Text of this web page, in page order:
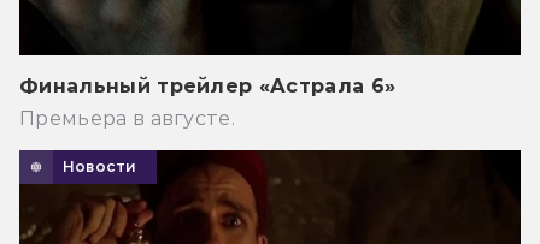
Финальный трейлер «Астрала 6»
Премьера в августе.
Новости